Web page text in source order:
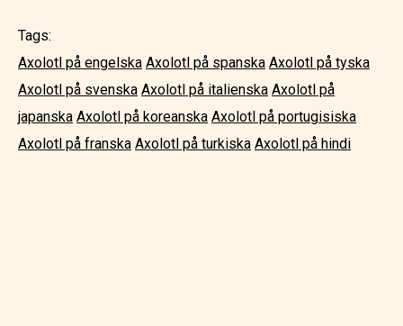
Tags:
Axolotl på engelska Axolotl på spanska Axolotl på tyska
Axolotl på svenska Axolotl på italienska Axolotl på
japanska Axolotl på koreanska Axolotl på portugisiska
Axolotl på franska Axolotl på turkiska Axolotl på hindi